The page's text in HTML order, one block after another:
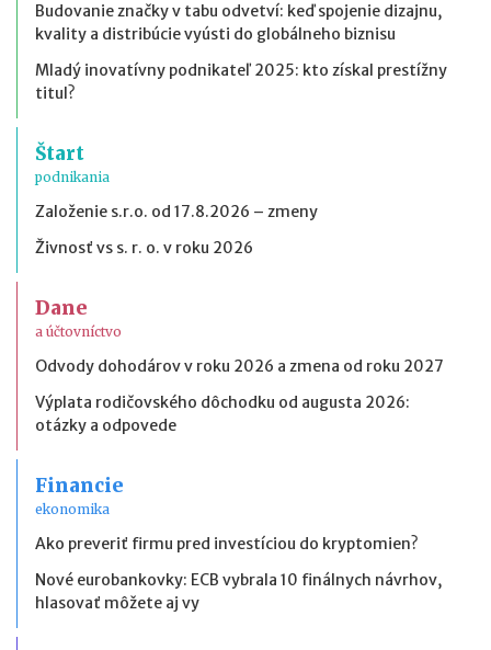
Budovanie značky v tabu odvetví: keď spojenie dizajnu,
kvality a distribúcie vyústi do globálneho biznisu
Mladý inovatívny podnikateľ 2025: kto získal prestížny
titul?
Štart
podnikania
Založenie s.r.o. od 17.8.2026 – zmeny
Živnosť vs s. r. o. v roku 2026
Dane
a účtovníctvo
Odvody dohodárov v roku 2026 a zmena od roku 2027
Výplata rodičovského dôchodku od augusta 2026:
otázky a odpovede
Financie
ekonomika
Ako preveriť firmu pred investíciou do kryptomien?
Nové eurobankovky: ECB vybrala 10 finálnych návrhov,
hlasovať môžete aj vy